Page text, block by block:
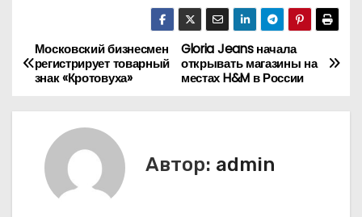
Н
а
Gloria Jeans начала
открывать магазины на
местах H&M в России
Московский бизнесмен
регистрирует товарный
знак «Кротовуха»
Автор: admin